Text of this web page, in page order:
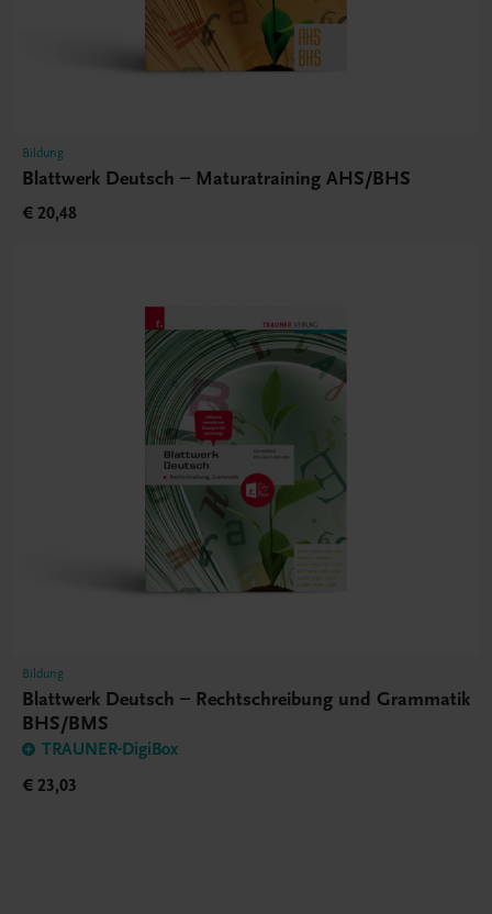
Bildung
Blattwerk Deutsch – Maturatraining AHS/BHS
€ 20,48
Bildung
Blattwerk Deutsch – Rechtschreibung und Grammatik
BHS/BMS
TRAUNER-DigiBox
€ 23,03